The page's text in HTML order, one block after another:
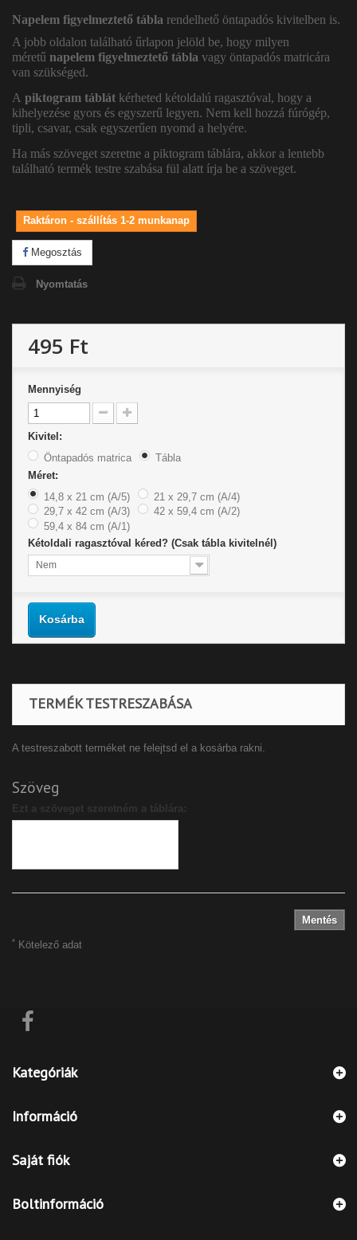
Napelem figyelmeztető tábla rendelhető öntapadós kivitelben is.
A jobb oldalon található űrlapon jelöld be, hogy milyen
méretű napelem figyelmeztető tábla vagy öntapadós matricára
van szükséged.
A piktogram táblát kérheted kétoldalú ragasztóval, hogy a
kihelyezése gyors és egyszerű legyen. Nem kell hozzá fúrógép,
tipli, csavar, csak egyszerűen nyomd a helyére.
Ha más szöveget szeretne a piktogram táblára, akkor a lentebb
található termék testre szabása fül alatt írja be a szöveget.
Raktáron - szállítás 1-2 munkanap
Megosztás
Nyomtatás
495 Ft
Mennyiség
Kivitel:
Öntapadós matrica
Tábla
Méret:
14,8 x 21 cm (A/5)
21 x 29,7 cm (A/4)
29,7 x 42 cm (A/3)
42 x 59,4 cm (A/2)
59,4 x 84 cm (A/1)
Kétoldali ragasztóval kéred? (Csak tábla kivitelnél)
Nem
Kosárba
TERMÉK TESTRESZABÁSA
A testreszabott terméket ne felejtsd el a kosárba rakni.
Szöveg
Ezt a szöveget szeretném a táblára:
Mentés
* Kötelező adat
Kategóriák
Információ
Saját fiók
Boltinformáció